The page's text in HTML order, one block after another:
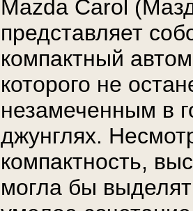
Mazda Carol
представляет
компактный
которого не
незамеченным в
джунглях.
компактность,
могла бы